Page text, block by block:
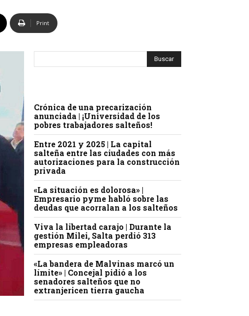
Print
Crónica de una precarización
anunciada | ¡Universidad de los
pobres trabajadores salteños!
Entre 2021 y 2025 | La capital
salteña entre las ciudades con más
autorizaciones para la construcción
privada
«La situación es dolorosa» |
Empresario pyme habló sobre las
deudas que acorralan a los salteños
Viva la libertad carajo | Durante la
gestión Milei, Salta perdió 313
empresas empleadoras
«La bandera de Malvinas marcó un
límite» | Concejal pidió a los
senadores salteños que no
extranjericen tierra gaucha